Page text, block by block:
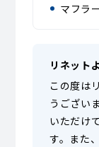
マフラ
リネット
この度は
うござい
いただけ
す。また